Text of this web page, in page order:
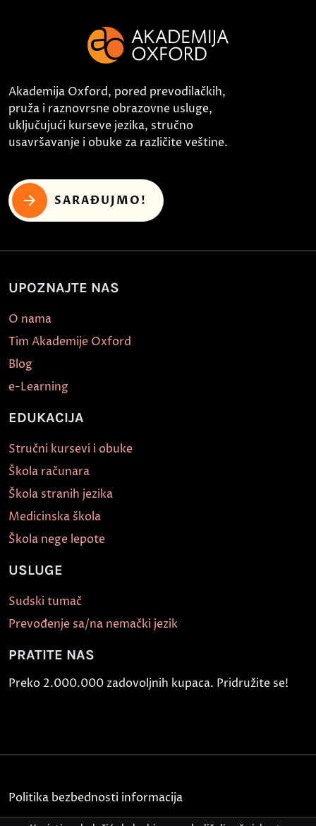
Akademija Oxford, pored prevodilačkih,
pruža i raznovrsne obrazovne usluge,
uključujući kurseve jezika, stručno
usavršavanje i obuke za različite veštine.
SARAĐUJMO!
UPOZNAJTE NAS
O nama
Tim Akademije Oxford
Blog
e-Learning
EDUKACIJA
Stručni kursevi i obuke
Škola računara
Škola stranih jezika
Medicinska škola
Škola nege lepote
USLUGE
Sudski tumač
Prevođenje sa/na nemački jezik
PRATITE NAS
Preko 2.000.000 zadovoljnih kupaca. Pridružite se!
Politika bezbednosti informacija